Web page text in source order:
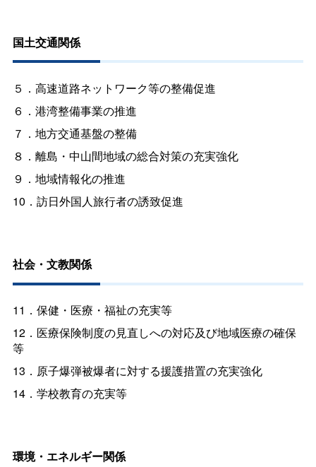
国土交通関係
５．高速道路ネットワーク等の整備促進
６．港湾整備事業の推進
７．地方交通基盤の整備
８．離島・中山間地域の総合対策の充実強化
９．地域情報化の推進
10．訪日外国人旅行者の誘致促進
社会・文教関係
11．保健・医療・福祉の充実等
12．医療保険制度の見直しへの対応及び地域医療の確保
等
13．原子爆弾被爆者に対する援護措置の充実強化
14．学校教育の充実等
環境・エネルギー関係